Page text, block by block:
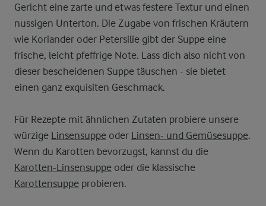
Gericht eine zarte und etwas festere Textur und einen
nussigen Unterton. Die Zugabe von frischen Kräutern
wie Koriander oder Petersilie gibt der Suppe eine
frische, leicht pfeffrige Note. Lass dich also nicht von
dieser bescheidenen Suppe täuschen - sie bietet
einen ganz exquisiten Geschmack.
Für Rezepte mit ähnlichen Zutaten probiere unsere
würzige Linsensuppe oder Linsen- und Gemüsesuppe.
Wenn du Karotten bevorzugst, kannst du die
Karotten-Linsensuppe oder die klassische
Karottensuppe probieren.